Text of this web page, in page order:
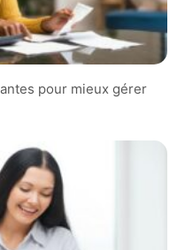
pour mieux gérer